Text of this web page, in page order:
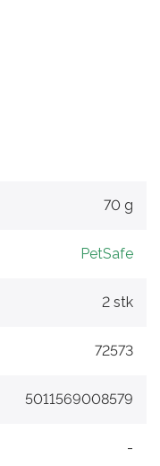
70 g
PetSafe
2 stk
72573
5011569008579
-